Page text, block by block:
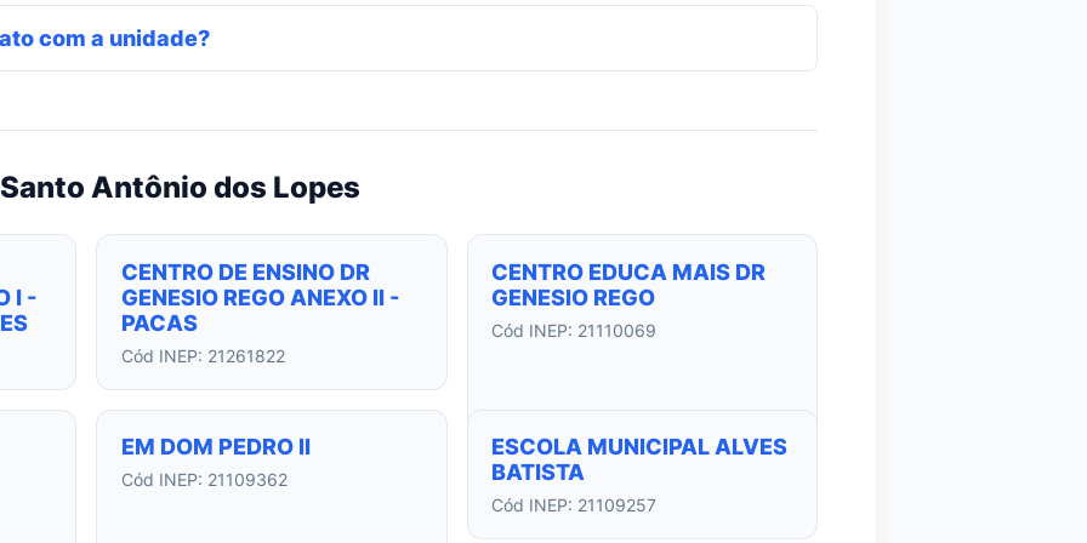
com a unidade?
Antônio dos Lopes
I -
CENTRO DE ENSINO DR
GENESIO REGO ANEXO II -
PACAS
Cód INEP: 21261822
CENTRO EDUCA MAIS DR
GENESIO REGO
Cód INEP: 21110069
EM DOM PEDRO II
Cód INEP: 21109362
ESCOLA MUNICIPAL ALVES
BATISTA
Cód INEP: 21109257